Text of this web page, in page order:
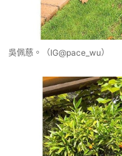
吳佩慈。（IG@pace_wu）